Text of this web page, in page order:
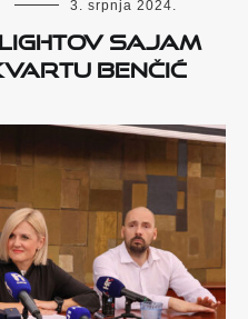
3. srpnja 2024.
sajam
Benčić